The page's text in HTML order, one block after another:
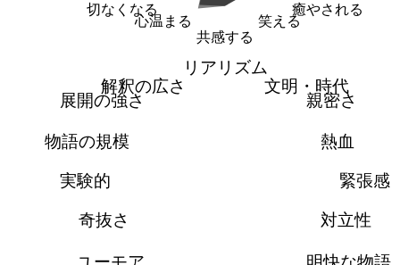
癒やされる
笑える
共感する
心温まる
切なくなる
リアリズム
文明・時代
親密さ
熱血
緊張感
対立性
奇抜さ
実験的
物語の規模
展開の強さ
解釈の広さ